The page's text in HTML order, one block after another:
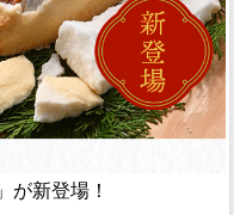
が新登場！